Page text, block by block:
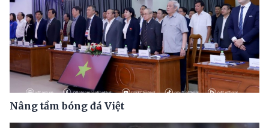
Nâng tầm bóng đá Việt